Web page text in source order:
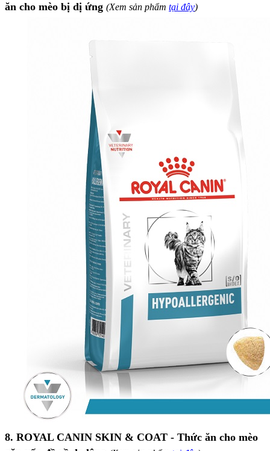
ăn cho mèo bị dị ứng (Xem sản phẩm tại đây)
8. ROYAL CANIN SKIN & COAT - Thức ăn cho mèo